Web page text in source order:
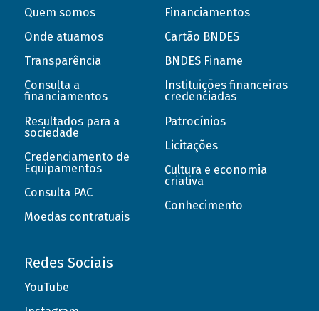
Quem somos
Onde atuamos
Transparência
Consulta a
financiamentos
Resultados para a
sociedade
Credenciamento de
Equipamentos
Consulta PAC
Moedas contratuais
Financiamentos
Cartão BNDES
BNDES Finame
Instituições financeiras
credenciadas
Patrocínios
Licitações
Cultura e economia
criativa
Conhecimento
Redes Sociais
YouTube